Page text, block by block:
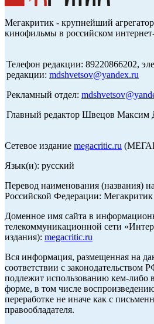
Мегакритик - крупнейший
кинофильмы в российском
Телефон редакции: 89220866202,
редакции: mdshvetsov@yandex.ru
Рекламный отдел:
Главный редактор Швецов Максим
Сетевое издание megacritic.ru
Язык(и): русский
Перевод наименования (названия)
Российской Федерации: Мегакритик
Доменное имя сайта в
телекоммуникационной сети
издания): megacritic.ru
Вся информация, размещенная на
соответствии с законодательством
подлежит использованию кем-либо
форме, в том числе
переработке не иначе как с
правообладателя.